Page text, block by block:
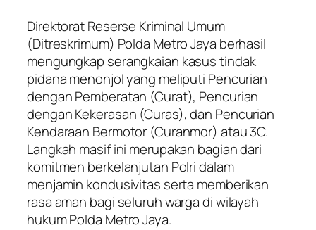
Direktorat Reserse Kriminal Umum
(Ditreskrimum) Polda Metro Jaya berhasil
mengungkap serangkaian kasus tindak
pidana menonjol yang meliputi Pencurian
dengan Pemberatan (Curat), Pencurian
dengan Kekerasan (Curas), dan Pencurian
Kendaraan Bermotor (Curanmor) atau 3C.
Langkah masif ini merupakan bagian dari
komitmen berkelanjutan Polri dalam
menjamin kondusivitas serta memberikan
rasa aman bagi seluruh warga di wilayah
hukum Polda Metro Jaya.